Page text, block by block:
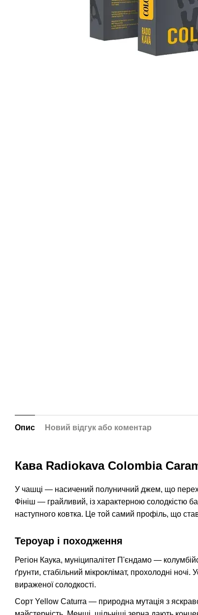
Опис Новий відгук або коментар
Кава Radiokava Colombia
У чашці — насичений полуничний джем, що
Фініш — грайливий, із характерною солодкістю
наступного ковтка. Це той самий профіль, що
Тероуар і походження
Регіон Каука, муніципалітет П'єндамо —
ґрунти, стабільний мікроклімат, прохолодні
вираженої солодкості.
Сорт Yellow Caturra — природна мутація з